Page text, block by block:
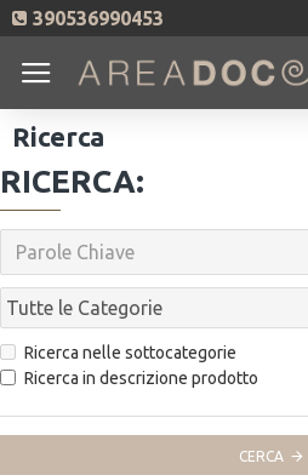
390536990453
Ricerca
RICERCA:
Ricerca nelle sottocategorie
Ricerca in descrizione prodotto
CERCA